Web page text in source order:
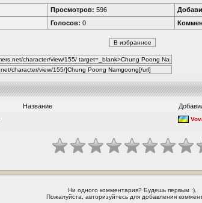
Просмотров: 596
Голосов: 0
Название
Ни одного комментария? Будешь первым :).
Пожалуйста, авторизуйтесь для добавления